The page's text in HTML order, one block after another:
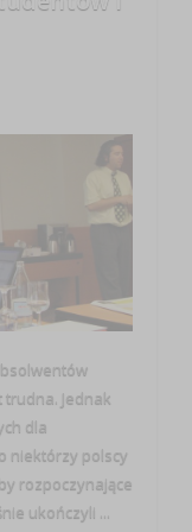
Jednak
dla
niektórzy polscy
rozpoczynające
ukończyli ...